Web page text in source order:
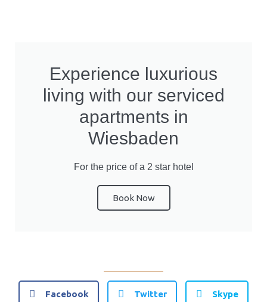
Experience luxurious
living with our serviced
apartments in
Wiesbaden
For the price of a 2 star hotel
Book Now
Facebook Twitter Skype